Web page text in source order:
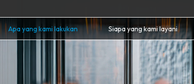
Apa yang kami lakukan Siapa yang kami layani